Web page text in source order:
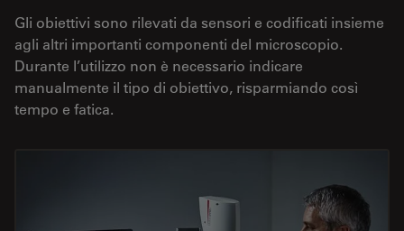
Gli obiettivi sono rilevati da sensori e codificati insieme
agli altri importanti componenti del microscopio.
Durante l’utilizzo non è necessario indicare
manualmente il tipo di obiettivo, risparmiando così
tempo e fatica.